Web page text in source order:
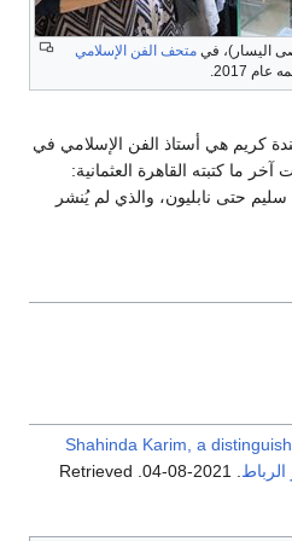
اليسار)، في متحف الفن الإسلامي
2017.
كريم هي أستاذ الفن الإسلامي في
آخر ما كتبته القاهرة العثمانية:
حتى نابليون، والذي لم يُنشر
"Shahinda Karim, a
. 2021-08-04
. Retrieved